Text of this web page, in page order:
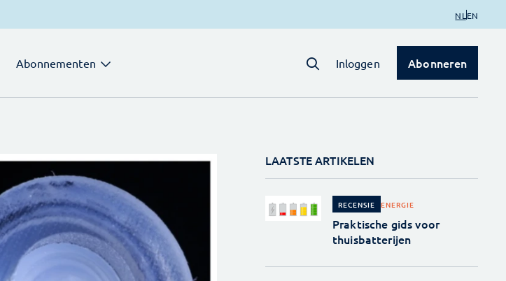
NL EN
Abonnementen Inloggen Abonneren
LAATSTE ARTIKELEN
RECENSIE ENERGIE
Praktische gids voor
thuisbatterijen